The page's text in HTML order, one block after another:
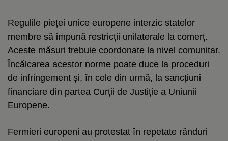
Regulile pieței unice europene interzic statelor
membre să impună restricții unilaterale la comerț.
Aceste măsuri trebuie coordonate la nivel comunitar.
Încălcarea acestor norme poate duce la proceduri
de infringement și, în cele din urmă, la sancțiuni
financiare din partea Curții de Justiție a Uniunii
Europene.
Fermieri europeni au protestat în repetate rânduri